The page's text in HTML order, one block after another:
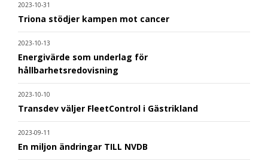
2023-10-31
Triona stödjer kampen mot cancer
2023-10-13
Energivärde som underlag för
hållbarhetsredovisning
2023-10-10
Transdev väljer FleetControl i Gästrikland
2023-09-11
En miljon ändringar TILL NVDB